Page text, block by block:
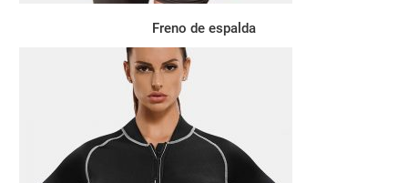
Freno de espalda